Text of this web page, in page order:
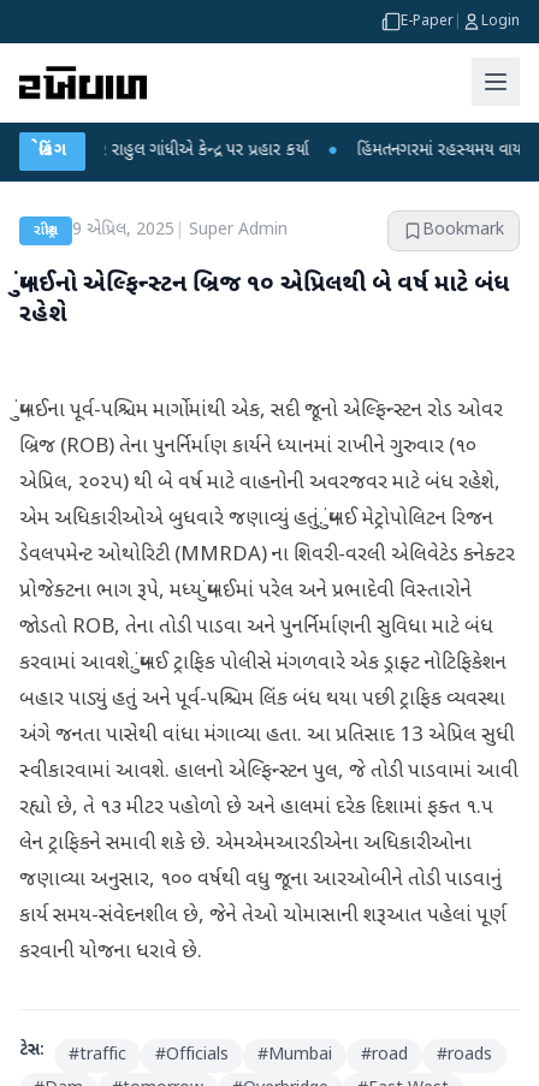
E-Paper Login
બ્રેકિંગ
પર રાહુલ ગાંધીએ કેન્દ્ર પર પ્રહાર કર્યા ● હિંમતનગરમાં રહસ્યમય વાયરસ કે
રાષ્ટ્રીય 9 એપ્રિલ, 2025 Super Admin Bookmark
મુંબઈનો એલ્ફિન્સ્ટન બ્રિજ ૧૦ એપ્રિલથી બે વર્ષ માટે બંધ
રહેશે
મુંબઈના પૂર્વ-પશ્ચિમ માર્ગોમાંથી એક, સદી જૂનો એલ્ફિન્સ્ટન રોડ ઓવર
બ્રિજ (ROB) તેના પુનર્નિર્માણ કાર્યને ધ્યાનમાં રાખીને ગુરુવાર (૧૦
એપ્રિલ, ૨૦૨૫) થી બે વર્ષ માટે વાહનોની અવરજવર માટે બંધ રહેશે,
એમ અધિકારીઓએ બુધવારે જણાવ્યું હતું. મુંબઈ મેટ્રોપોલિટન રિજન
ડેવલપમેન્ટ ઓથોરિટી (MMRDA) ના શિવરી-વરલી એલિવેટેડ કનેક્ટર
પ્રોજેક્ટના ભાગ રૂપે, મધ્ય મુંબઈમાં પરેલ અને પ્રભાદેવી વિસ્તારોને
જોડતો ROB, તેના તોડી પાડવા અને પુનર્નિર્માણની સુવિધા માટે બંધ
કરવામાં આવશે. મુંબઈ ટ્રાફિક પોલીસે મંગળવારે એક ડ્રાફ્ટ નોટિફિકેશન
બહાર પાડ્યું હતું અને પૂર્વ-પશ્ચિમ લિંક બંધ થયા પછી ટ્રાફિક વ્યવસ્થા
અંગે જનતા પાસેથી વાંધા મંગાવ્યા હતા. આ પ્રતિસાદ 13 એપ્રિલ સુધી
સ્વીકારવામાં આવશે. હાલનો એલ્ફિન્સ્ટન પુલ, જે તોડી પાડવામાં આવી
રહ્યો છે, તે ૧૩ મીટર પહોળો છે અને હાલમાં દરેક દિશામાં ફક્ત ૧.૫
લેન ટ્રાફિકને સમાવી શકે છે. એમએમઆરડીએના અધિકારીઓના
જણાવ્યા અનુસાર, ૧૦૦ વર્ષથી વધુ જૂના આરઓબીને તોડી પાડવાનું
કાર્ય સમય-સંવેદનશીલ છે, જેને તેઓ ચોમાસાની શરૂઆત પહેલાં પૂર્ણ
કરવાની યોજના ધરાવે છે.
ટેગ્સ: #traffic #Officials #Mumbai #road #roads